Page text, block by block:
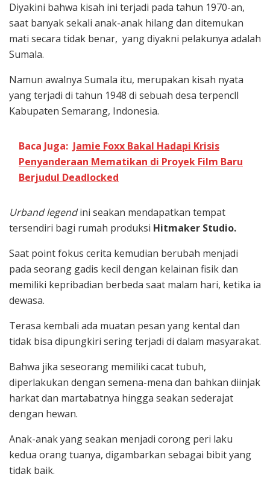
Diyakini bahwa kisah ini terjadi pada tahun 1970-an,
saat banyak sekali anak-anak hilang dan ditemukan
mati secara tidak benar, yang diyakni pelakunya adalah
Sumala.
Namun awalnya Sumala itu, merupakan kisah nyata
yang terjadi di tahun 1948 di sebuah desa terpencll
Kabupaten Semarang, Indonesia.
Baca Juga: Jamie Foxx Bakal Hadapi Krisis
Penyanderaan Mematikan di Proyek Film Baru
Berjudul Deadlocked
Urband legendini seakan mendapatkan tempat
tersendiri bagi rumah produksi Hitmaker Studio.
Saat point fokus cerita kemudian berubah menjadi
pada seorang gadis kecil dengan kelainan fisik dan
memiliki kepribadian berbeda saat malam hari, ketika ia
dewasa.
Terasa kembali ada muatan pesan yang kental dan
tidak bisa dipungkiri sering terjadi di dalam masyarakat.
Bahwa jika seseorang memiliki cacat tubuh,
diperlakukan dengan semena-mena dan bahkan diinjak
harkat dan martabatnya hingga seakan sederajat
dengan hewan.
Anak-anak yang seakan menjadi corong peri laku
kedua orang tuanya, digambarkan sebagai bibit yang
tidak baik.